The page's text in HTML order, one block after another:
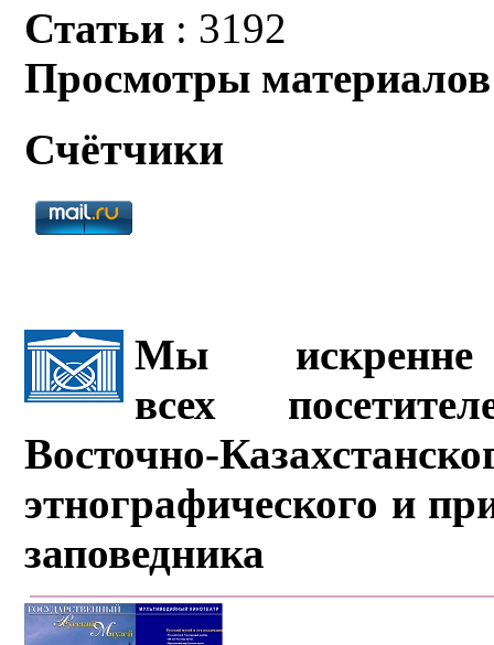
Статьи : 3192
Просмотры материалов
Счётчики
Мы искренне
всех
Восточно-
этнографического и
заповедника